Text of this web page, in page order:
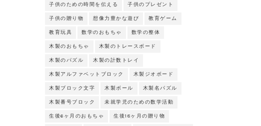
子供のための時間を伝える 子供のプレゼント
子供の贈り物 想像力豊かな遊び 教育ゲーム
教育玩具 数学のおもちゃ 数学の整体
木製のおもちゃ 木製のトレースボード
木製のパズル 木製の計数トレイ
木製アルファベットブロック 木製ジオボード
木製ブロック文字 木製ボール 木製名パズル
木製番号ブロック 未就学児のための数学活動
生後6ヶ月のおもちゃ 生後18ヶ月の贈り物